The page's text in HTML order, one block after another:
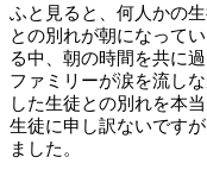
ふと見ると、何人かの
との別れが朝になって
る中、朝の時間を共に
ファミリーが涙を流し
した生徒との別れを本
生徒に申し訳ないです
ました。